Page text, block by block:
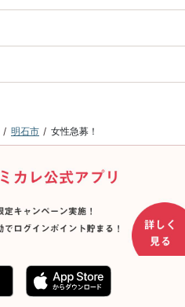
明石市 女性急募！